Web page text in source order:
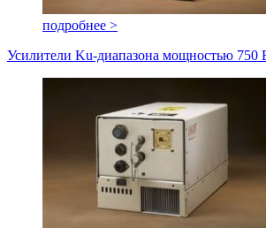
подробнее >
Усилители Ku-диапазона мощностью 750